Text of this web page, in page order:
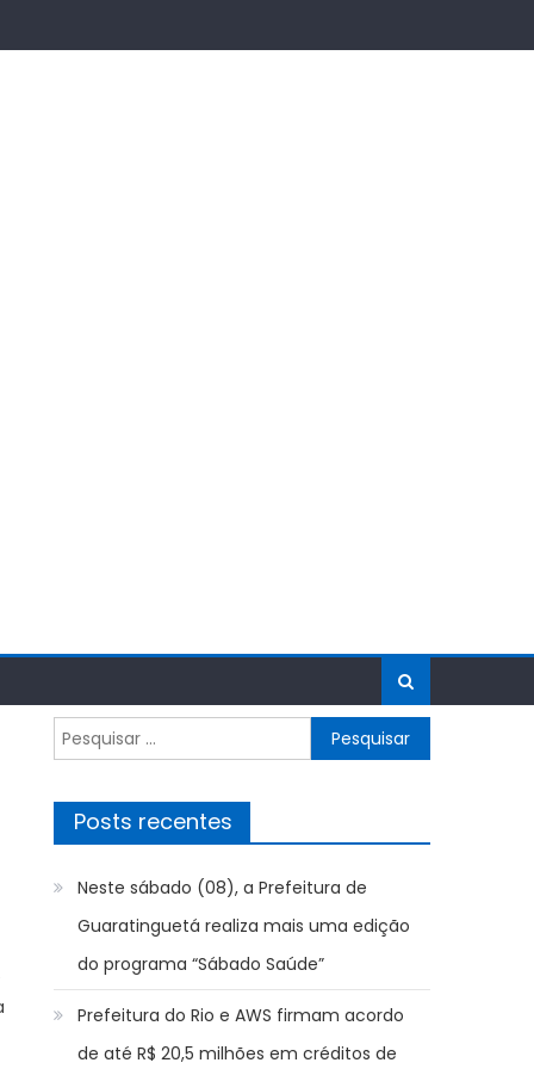
Pesquisar
por:
Posts recentes
Neste sábado (08), a Prefeitura de
Guaratinguetá realiza mais uma edição
do programa “Sábado Saúde”
Prefeitura do Rio e AWS firmam acordo
de até R$ 20,5 milhões em créditos de